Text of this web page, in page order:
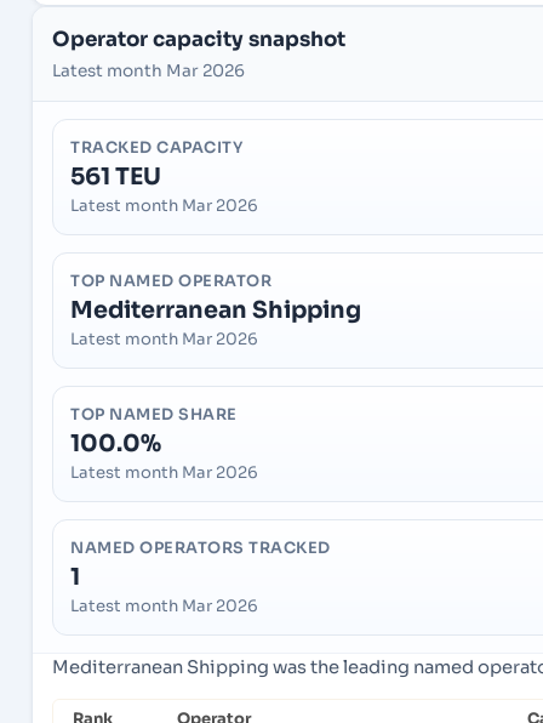
Operator capacity snapshot
Latest month Mar 2026
TRACKED CAPACITY
561 TEU
Latest month Mar 2026
TOP NAMED OPERATOR
Mediterranean Shipping
Latest month Mar 2026
TOP NAMED SHARE
100.0%
Latest month Mar 2026
NAMED OPERATORS TRACKED
1
Latest month Mar 2026
Mediterranean Shipping was the leading named